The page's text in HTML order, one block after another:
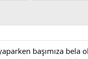
başımıza